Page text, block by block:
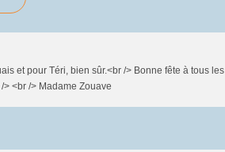
et pour Téri, bien sûr.<br /> Bonne fête à tous les
> <br /> Madame Zouave